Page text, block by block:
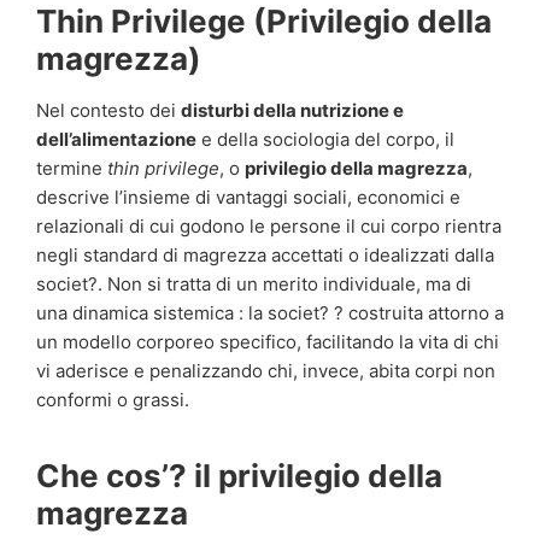
Thin Privilege (Privilegio della
magrezza)
Nel contesto dei disturbi della nutrizione e
dell’alimentazione e della sociologia del corpo, il
termine thin privilege, o privilegio della magrezza,
descrive l’insieme di vantaggi sociali, economici e
relazionali di cui godono le persone il cui corpo rientra
negli standard di magrezza accettati o idealizzati dalla
societ?. Non si tratta di un merito individuale, ma di
una dinamica sistemica : la societ? ? costruita attorno a
un modello corporeo specifico, facilitando la vita di chi
vi aderisce e penalizzando chi, invece, abita corpi non
conformi o grassi.
Che cos’? il privilegio della
magrezza